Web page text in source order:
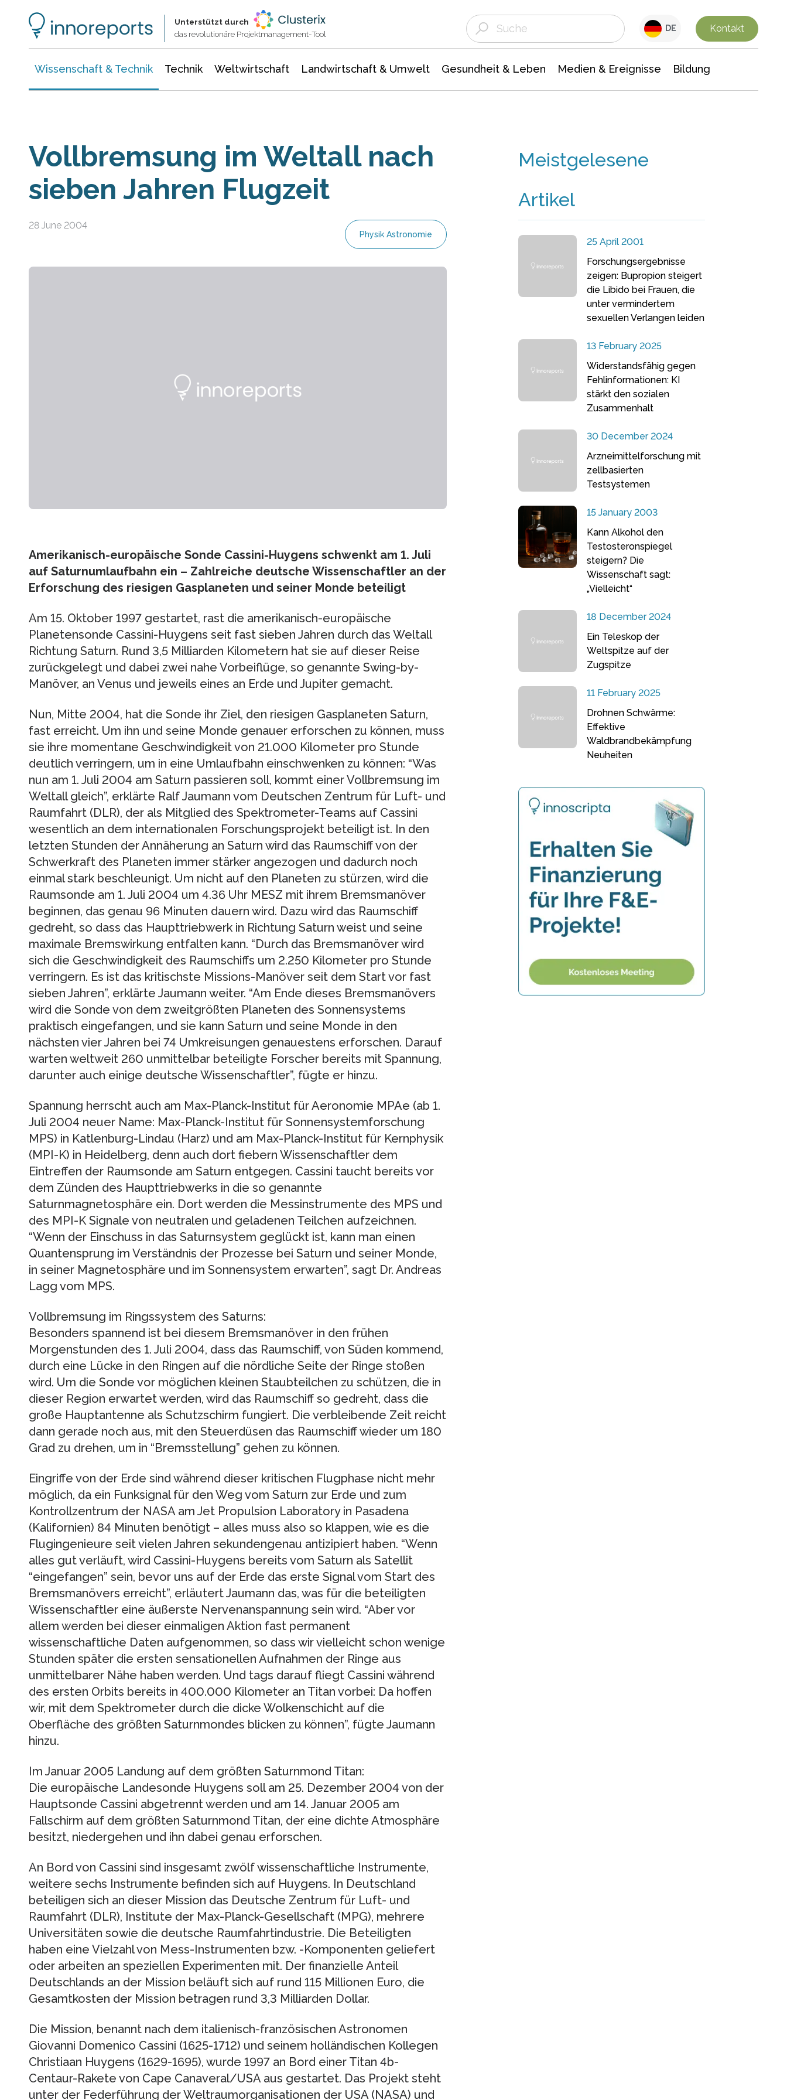
Unterstützt durch
das revolutionäre Projektmanagement-Tool
DE Kontakt
Wissenschaft & Technik Technik Weltwirtschaft Landwirtschaft & Umwelt Gesundheit & Leben Medien & Ereignisse Bildung
Vollbremsung im Weltall nach
sieben Jahren Flugzeit
28 June 2004
Physik Astronomie
Amerikanisch-europäische Sonde Cassini-Huygens schwenkt am 1. Juli
auf Saturnumlaufbahn ein – Zahlreiche deutsche Wissenschaftler an der
Erforschung des riesigen Gasplaneten und seiner Monde beteiligt
Am 15. Oktober 1997 gestartet, rast die amerikanisch-europäische
Planetensonde Cassini-Huygens seit fast sieben Jahren durch das Weltall
Richtung Saturn. Rund 3,5 Milliarden Kilometern hat sie auf dieser Reise
zurückgelegt und dabei zwei nahe Vorbeiflüge, so genannte Swing-by-
Manöver, an Venus und jeweils eines an Erde und Jupiter gemacht.
Nun, Mitte 2004, hat die Sonde ihr Ziel, den riesigen Gasplaneten Saturn,
fast erreicht. Um ihn und seine Monde genauer erforschen zu können, muss
sie ihre momentane Geschwindigkeit von 21.000 Kilometer pro Stunde
deutlich verringern, um in eine Umlaufbahn einschwenken zu können: “Was
nun am 1. Juli 2004 am Saturn passieren soll, kommt einer Vollbremsung im
Weltall gleich”, erklärte Ralf Jaumann vom Deutschen Zentrum für Luft- und
Raumfahrt (DLR), der als Mitglied des Spektrometer-Teams auf Cassini
wesentlich an dem internationalen Forschungsprojekt beteiligt ist. In den
letzten Stunden der Annäherung an Saturn wird das Raumschiff von der
Schwerkraft des Planeten immer stärker angezogen und dadurch noch
einmal stark beschleunigt. Um nicht auf den Planeten zu stürzen, wird die
Raumsonde am 1. Juli 2004 um 4.36 Uhr MESZ mit ihrem Bremsmanöver
beginnen, das genau 96 Minuten dauern wird. Dazu wird das Raumschiff
gedreht, so dass das Haupttriebwerk in Richtung Saturn weist und seine
maximale Bremswirkung entfalten kann. “Durch das Bremsmanöver wird
sich die Geschwindigkeit des Raumschiffs um 2.250 Kilometer pro Stunde
verringern. Es ist das kritischste Missions-Manöver seit dem Start vor fast
sieben Jahren”, erklärte Jaumann weiter. “Am Ende dieses Bremsmanövers
wird die Sonde von dem zweitgrößten Planeten des Sonnensystems
praktisch eingefangen, und sie kann Saturn und seine Monde in den
nächsten vier Jahren bei 74 Umkreisungen genauestens erforschen. Darauf
warten weltweit 260 unmittelbar beteiligte Forscher bereits mit Spannung,
darunter auch einige deutsche Wissenschaftler”, fügte er hinzu.
Spannung herrscht auch am Max-Planck-Institut für Aeronomie MPAe (ab 1.
Juli 2004 neuer Name: Max-Planck-Institut für Sonnensystemforschung
MPS) in Katlenburg-Lindau (Harz) und am Max-Planck-Institut für Kernphysik
(MPI-K) in Heidelberg, denn auch dort fiebern Wissenschaftler dem
Eintreffen der Raumsonde am Saturn entgegen. Cassini taucht bereits vor
dem Zünden des Haupttriebwerks in die so genannte
Saturnmagnetosphäre ein. Dort werden die Messinstrumente des MPS und
des MPI-K Signale von neutralen und geladenen Teilchen aufzeichnen.
“Wenn der Einschuss in das Saturnsystem geglückt ist, kann man einen
Quantensprung im Verständnis der Prozesse bei Saturn und seiner Monde,
in seiner Magnetosphäre und im Sonnensystem erwarten”, sagt Dr. Andreas
Lagg vom MPS.
Vollbremsung im Ringssystem des Saturns:
Besonders spannend ist bei diesem Bremsmanöver in den frühen
Morgenstunden des 1. Juli 2004, dass das Raumschiff, von Süden kommend,
durch eine Lücke in den Ringen auf die nördliche Seite der Ringe stoßen
wird. Um die Sonde vor möglichen kleinen Staubteilchen zu schützen, die in
dieser Region erwartet werden, wird das Raumschiff so gedreht, dass die
große Hauptantenne als Schutzschirm fungiert. Die verbleibende Zeit reicht
dann gerade noch aus, mit den Steuerdüsen das Raumschiff wieder um 180
Grad zu drehen, um in “Bremsstellung” gehen zu können.
Eingriffe von der Erde sind während dieser kritischen Flugphase nicht mehr
möglich, da ein Funksignal für den Weg vom Saturn zur Erde und zum
Kontrollzentrum der NASA am Jet Propulsion Laboratory in Pasadena
(Kalifornien) 84 Minuten benötigt – alles muss also so klappen, wie es die
Flugingenieure seit vielen Jahren sekundengenau antizipiert haben. “Wenn
alles gut verläuft, wird Cassini-Huygens bereits vom Saturn als Satellit
“eingefangen” sein, bevor uns auf der Erde das erste Signal vom Start des
Bremsmanövers erreicht”, erläutert Jaumann das, was für die beteiligten
Wissenschaftler eine äußerste Nervenanspannung sein wird. “Aber vor
allem werden bei dieser einmaligen Aktion fast permanent
wissenschaftliche Daten aufgenommen, so dass wir vielleicht schon wenige
Stunden später die ersten sensationellen Aufnahmen der Ringe aus
unmittelbarer Nähe haben werden. Und tags darauf fliegt Cassini während
des ersten Orbits bereits in 400.000 Kilometer an Titan vorbei: Da hoffen
wir, mit dem Spektrometer durch die dicke Wolkenschicht auf die
Oberfläche des größten Saturnmondes blicken zu können”, fügte Jaumann
hinzu.
Im Januar 2005 Landung auf dem größten Saturnmond Titan:
Die europäische Landesonde Huygens soll am 25. Dezember 2004 von der
Hauptsonde Cassini abgetrennt werden und am 14. Januar 2005 am
Fallschirm auf dem größten Saturnmond Titan, der eine dichte Atmosphäre
besitzt, niedergehen und ihn dabei genau erforschen.
An Bord von Cassini sind insgesamt zwölf wissenschaftliche Instrumente,
weitere sechs Instrumente befinden sich auf Huygens. In Deutschland
beteiligen sich an dieser Mission das Deutsche Zentrum für Luft- und
Raumfahrt (DLR), Institute der Max-Planck-Gesellschaft (MPG), mehrere
Universitäten sowie die deutsche Raumfahrtindustrie. Die Beteiligten
haben eine Vielzahl von Mess-Instrumenten bzw. -Komponenten geliefert
oder arbeiten an speziellen Experimenten mit. Der finanzielle Anteil
Deutschlands an der Mission beläuft sich auf rund 115 Millionen Euro, die
Gesamtkosten der Mission betragen rund 3,3 Milliarden Dollar.
Die Mission, benannt nach dem italienisch-französischen Astronomen
Giovanni Domenico Cassini (1625-1712) und seinem holländischen Kollegen
Christiaan Huygens (1629-1695), wurde 1997 an Bord einer Titan 4b-
Centaur-Rakete von Cape Canaveral/USA aus gestartet. Das Projekt steht
unter der Federführung der Weltraumorganisationen der USA (NASA) und
Meistgelesene
Artikel
25 April 2001
Forschungsergebnisse
zeigen: Bupropion steigert
die Libido bei Frauen, die
unter vermindertem
sexuellen Verlangen leiden
13 February 2025
Widerstandsfähig gegen
Fehlinformationen: KI
stärkt den sozialen
Zusammenhalt
30 December 2024
Arzneimittelforschung mit
zellbasierten
Testsystemen
15 January 2003
Kann Alkohol den
Testosteronspiegel
steigern? Die
Wissenschaft sagt:
„Vielleicht“
18 December 2024
Ein Teleskop der
Weltspitze auf der
Zugspitze
11 February 2025
Drohnen Schwärme:
Effektive
Waldbrandbekämpfung
Neuheiten